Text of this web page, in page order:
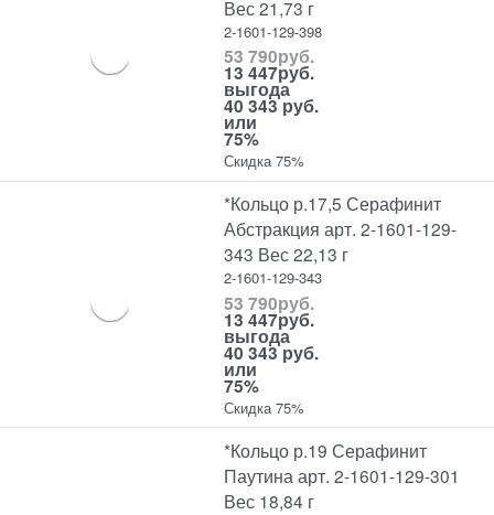
Вес 21,73 г
2-1601-129-398
53 790руб.
13 447руб.
выгода
40 343 руб.
или
75%
Скидка 75%
*Кольцо р.17,5 Серафинит
Абстракция арт. 2-1601-129-
343 Вес 22,13 г
2-1601-129-343
53 790руб.
13 447руб.
выгода
40 343 руб.
или
75%
Скидка 75%
*Кольцо р.19 Серафинит
Паутина арт. 2-1601-129-301
Вес 18,84 г